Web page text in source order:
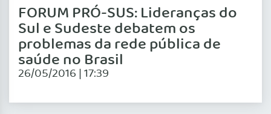
FORUM PRÓ-SUS: Lideranças do
Sul e Sudeste debatem os
problemas da rede pública de
saúde no Brasil
26/05/2016 | 17:39